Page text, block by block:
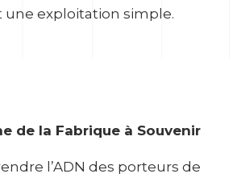
une exploitation simple.
de la Fabrique à Souvenir
l’ADN des porteurs de